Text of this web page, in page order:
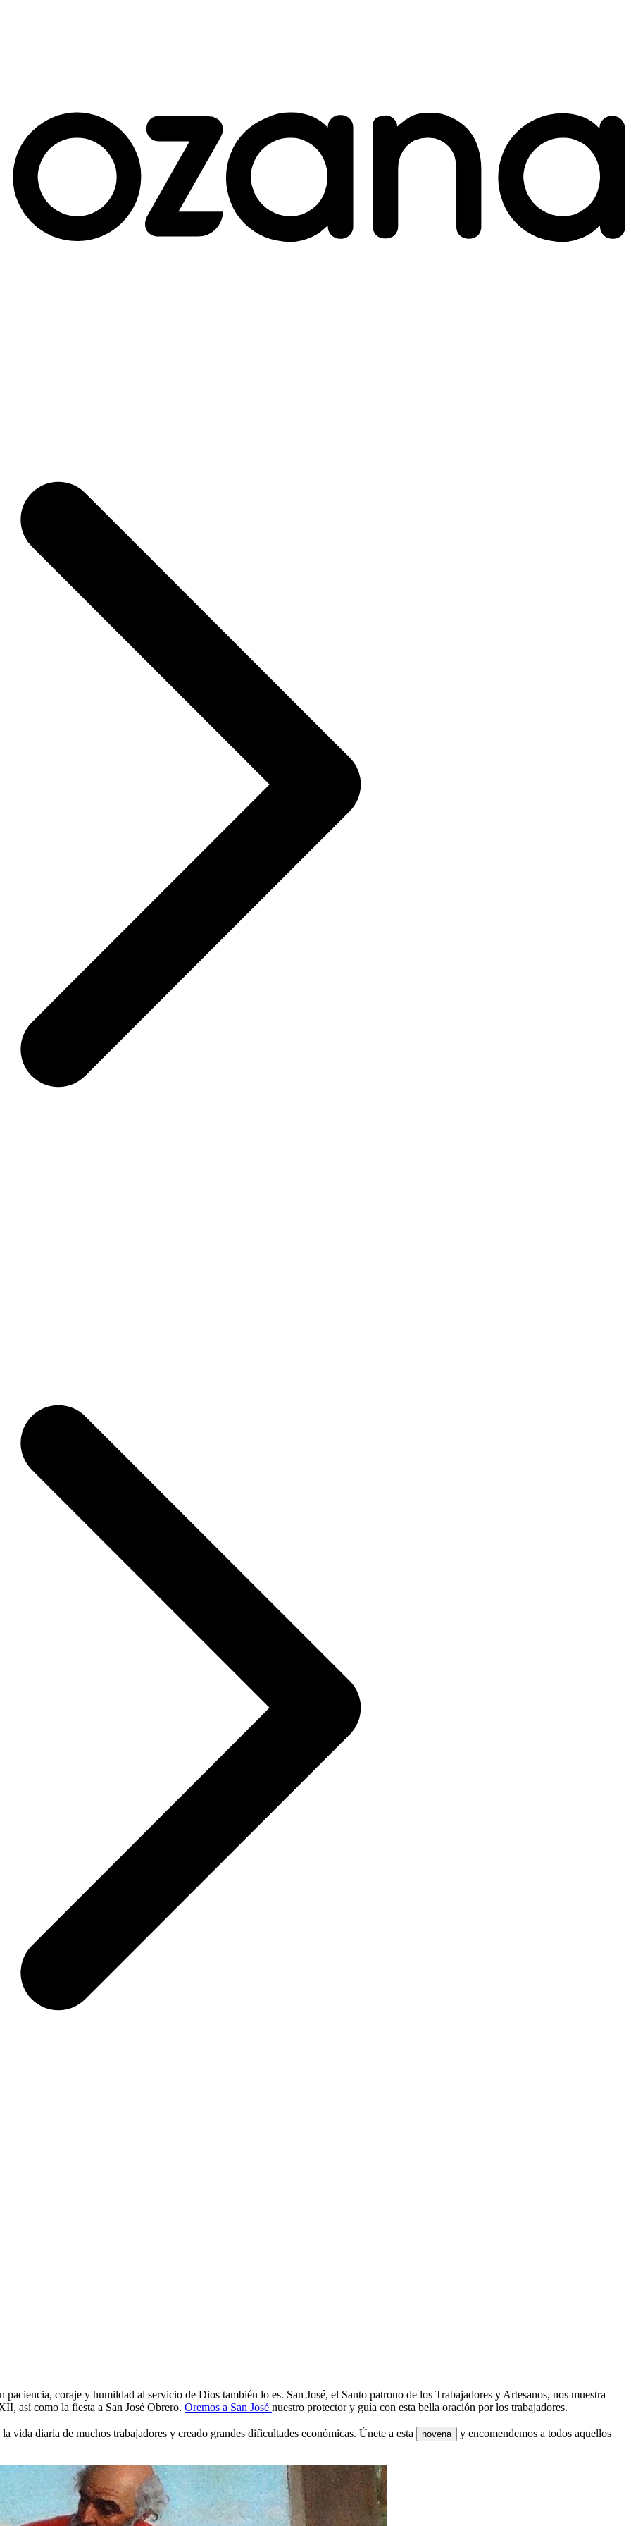
coraje y humildad al servicio de Dios también lo es. San José, el Santo patrono de los Trabajadores y Artesanos, nos muestra
así como la fiesta a San José Obrero. Oremos a San José nuestro protector y guía con esta bella oración por los trabajadores.
vida diaria de muchos trabajadores y creado grandes dificultades económicas. Únete a esta novena
y encomendemos a todos aquellos